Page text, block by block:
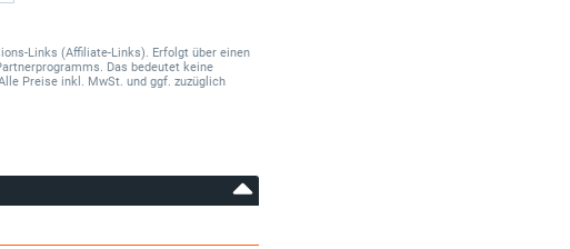
Links (Affiliate-Links). Erfolgt über einen
Das bedeutet keine
Preise inkl. MwSt. und ggf. zuzüglich